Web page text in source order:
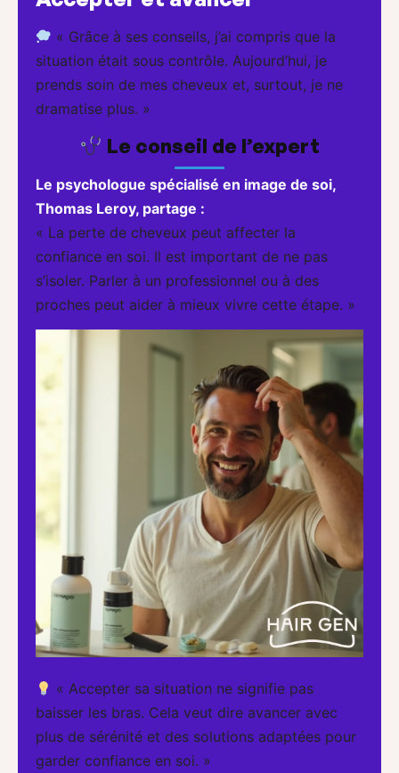
« Grâce à ses conseils, j’ai compris que la
situation était sous contrôle. Aujourd’hui, je
prends soin de mes cheveux et, surtout, je ne
dramatise plus. »
Le conseil de l’expert
Le psychologue spécialisé en image de soi,
Thomas Leroy, partage :
« La perte de cheveux peut affecter la
confiance en soi. Il est important de ne pas
s’isoler. Parler à un professionnel ou à des
proches peut aider à mieux vivre cette étape. »
« Accepter sa situation ne signifie pas
baisser les bras. Cela veut dire avancer avec
plus de sérénité et des solutions adaptées pour
garder confiance en soi. »